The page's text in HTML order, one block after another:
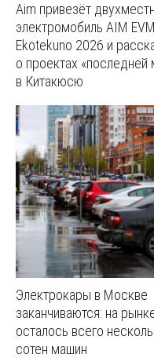
Aim привезёт
электромобиль AIM
Ekotekuno 2026 и
о проектах «последней
в Китакюсю
Электрокары в Москве
заканчиваются: на
осталось всего
сотен машин